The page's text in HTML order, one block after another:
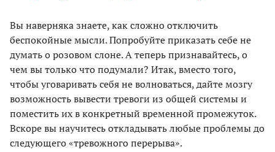
Вы наверняка знаете, как сложно отключить
беспокойные мысли. Попробуйте приказать себе не
думать о розовом слоне. А теперь признавайтесь, о
чем вы только что подумали? Итак, вместо того,
чтобы уговаривать себя не волноваться, дайте мозгу
возможность вывести тревоги из общей системы и
поместить их в конкретный временной промежуток.
Вскоре вы научитесь откладывать любые проблемы до
следующего «тревожного перерыва».